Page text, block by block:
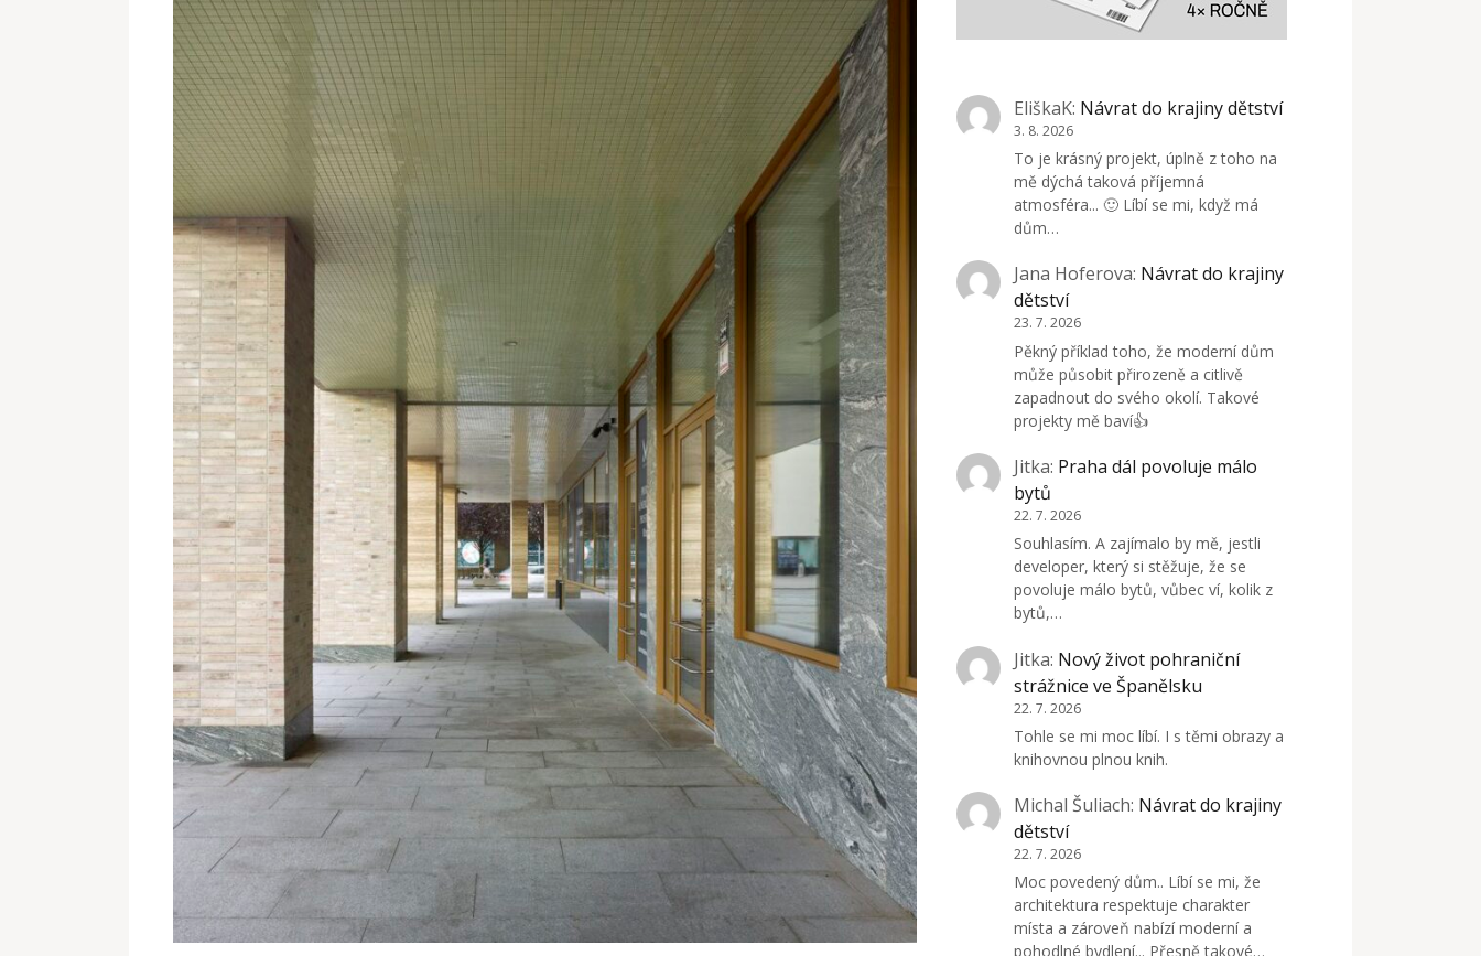
EliškaK: Návrat do krajiny dětství
3. 8. 2026
To je krásný projekt, úplně z toho na
mě dýchá taková příjemná
atmosféra... 🙂 Líbí se mi, když má
dům…
Jana Hoferova: Návrat do krajiny
dětství
23. 7. 2026
Pěkný příklad toho, že moderní dům
může působit přirozeně a citlivě
zapadnout do svého okolí. Takové
projekty mě baví👍
Jitka: Praha dál povoluje málo
bytů
22. 7. 2026
Souhlasím. A zajímalo by mě, jestli
developer, který si stěžuje, že se
povoluje málo bytů, vůbec ví, kolik z
bytů,…
Jitka: Nový život pohraniční
strážnice ve Španělsku
22. 7. 2026
Tohle se mi moc líbí. I s těmi obrazy a
knihovnou plnou knih.
Michal Šuliach: Návrat do krajiny
dětství
22. 7. 2026
Moc povedený dům.. Líbí se mi, že
architektura respektuje charakter
místa a zároveň nabízí moderní a
pohodlné bydlení... Přesně takové…